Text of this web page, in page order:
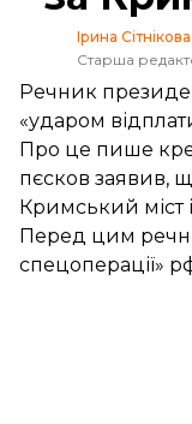
Ірина Сітнікова
Старша
Речник
«ударом
Про це пише
пєсков заявив,
Кримський міст
Перед цим
спецоперації»